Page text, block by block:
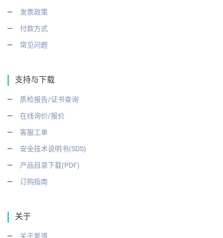
发票政策
付款方式
常见问题
支持与下载
质检报告/证书查询
在线询价/报价
客服工单
安全技术说明书(SDS)
产品目录下载(PDF)
订购指南
关于
关于氪道